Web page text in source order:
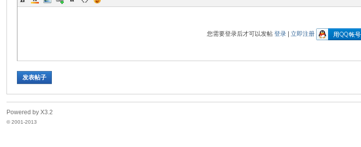
您需要登录后才可以发帖登录 |立即注册
发表帖子
Powered byX3.2
© 2001-2013